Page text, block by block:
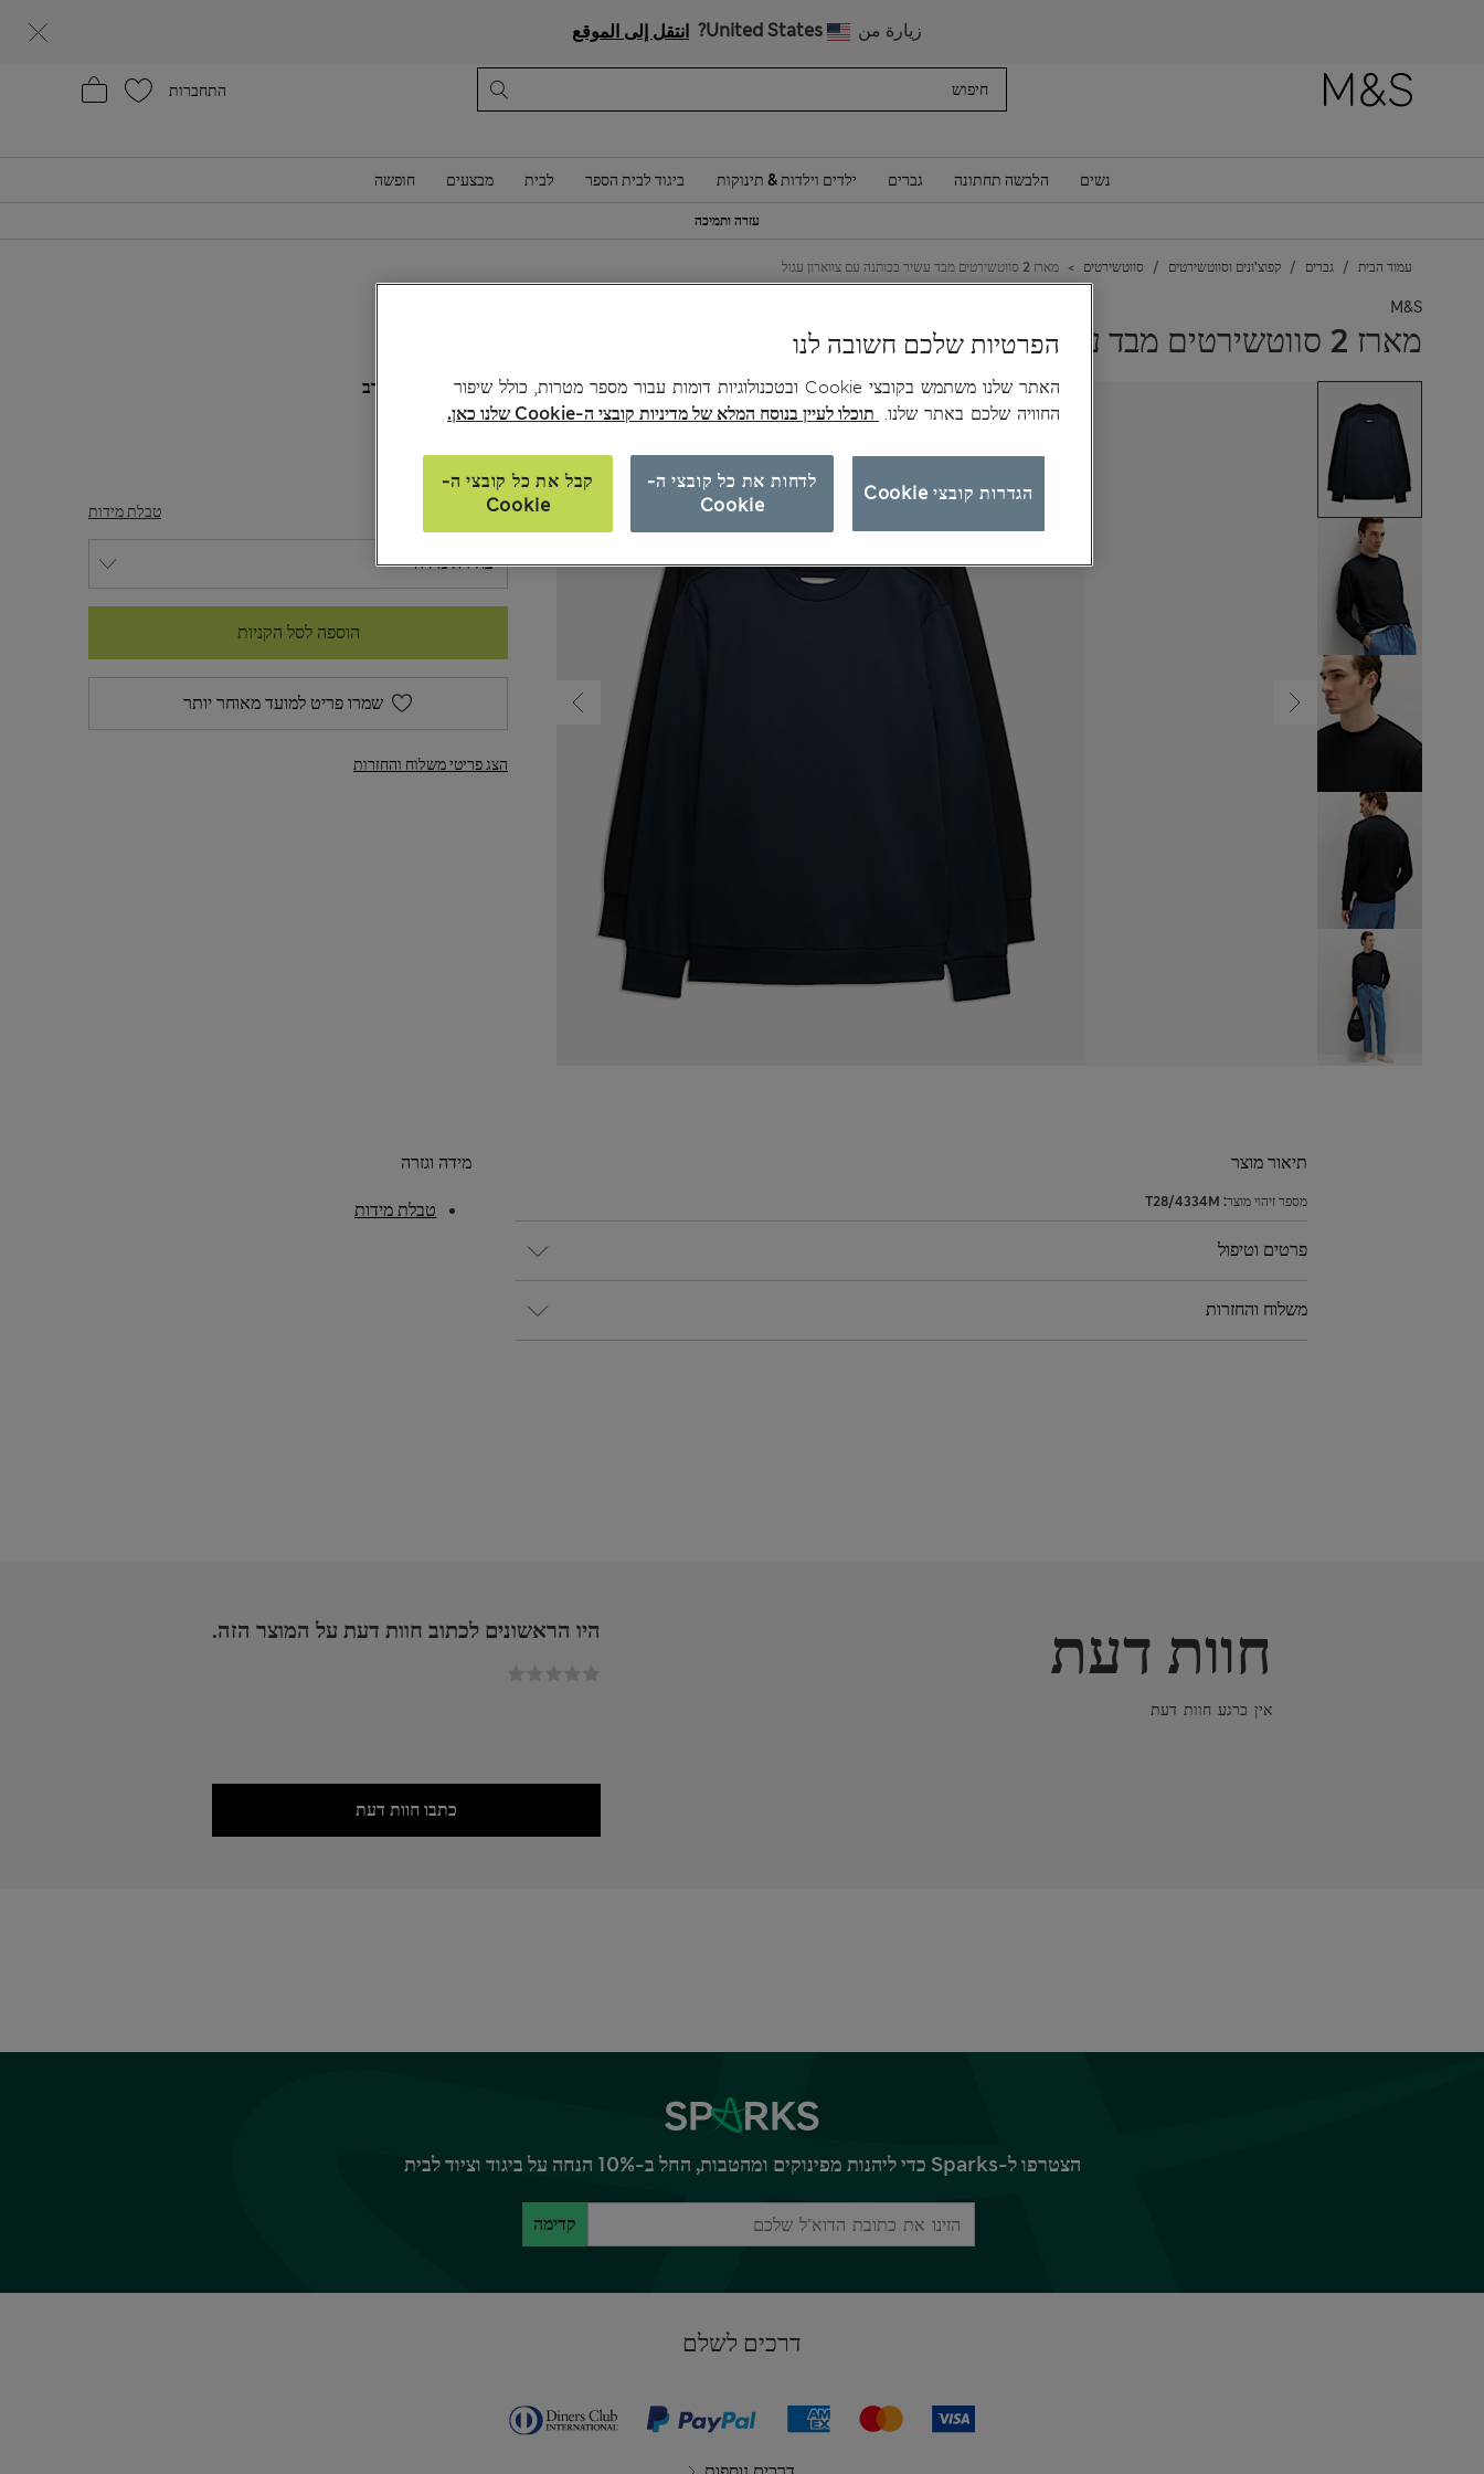
زيارة من United States? انتقل إلى الموقع
התחברות
נשים הלבשה תחתונה גברים ילדים וילדות & תינוקות ביגוד לבית הספר לבית מבצעים חופשה
עזרה ותמיכה
עמוד הבית גברים קפוצ'ונים וסווטשירטים סווטשירטים מארז 2 סווטשירטים מבד עשיר בכותנה עם צווארון עגול
M&S
מארז 2 סווטשירטים מבד עשיר בכותנה עם צווארון עגול
צבע:כחול נייבי מעורב
מידה טבלת מידות
הוספה לסל הקניות
שמרו פריט למועד מאוחר יותר
הצג פריטי משלוח והחזרות
תיאור מוצר
מספר זיהוי מוצר: T28/4334M
פרטים וטיפול
משלוח והחזרות
מידה וגזרה
טבלת מידות
חוות דעת
אין כרגע חוות דעת
היו הראשונים לכתוב חוות דעת על המוצר הזה.
כתבו חוות דעת
הצטרפו ל-Sparks כדי ליהנות מפינוקים ומהטבות, החל ב-10% הנחה על ביגוד וציוד לבית
קדימה
דרכים לשלם
הפרטיות שלכם חשובה לנו
האתר שלנו משתמש בקובצי Cookie ובטכנולוגיות דומות עבור מספר מטרות, כולל שיפור
החוויה שלכם באתר שלנו. תוכלו לעיין בנוסח המלא של מדיניות קובצי ה-Cookie שלנו כאן.
לדחות את כל קובצי ה-
Cookie
קבל את כל קובצי ה-
Cookie
הגדרות קובצי Cookie